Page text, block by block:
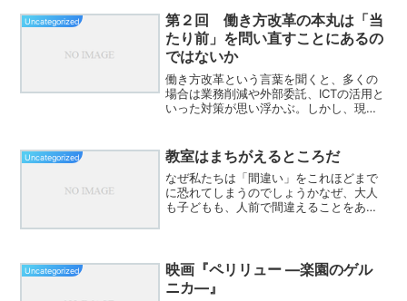
レンジが効いてきます。...
Uncategorized
第２回 働き方改革の本丸は「当
たり前」を問い直すことにあるの
ではないか
働き方改革という言葉を聞くと、多くの
場合は業務削減や外部委託、ICTの活用と
いった対策が思い浮かぶ。しかし、現場
という違和感である。なぜ忙しさは減ら
ないのか。なぜ負担感...
Uncategorized 教室はまちがえるところだ
なぜ私たちは「間違い」をこれほどまで
に恐れてしまうのでしょうかなぜ、大人
も子どもも、人前で間違えることをあれ
を引っ込めてしまった経験...
Uncategorized
映画『ペリリュー ―楽園のゲル
ニカ―』